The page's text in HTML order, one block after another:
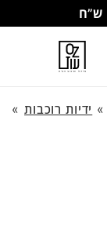
» ידיות רוכבות»